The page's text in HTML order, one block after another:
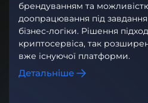
брендуванням та
доопрацювання під
бізнес-логіки. Рішення
криптосервіса, так
вже існуючої платформи.
Детальніше